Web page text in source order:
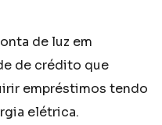
de luz em
de crédito que
empréstimos tendo
elétrica.